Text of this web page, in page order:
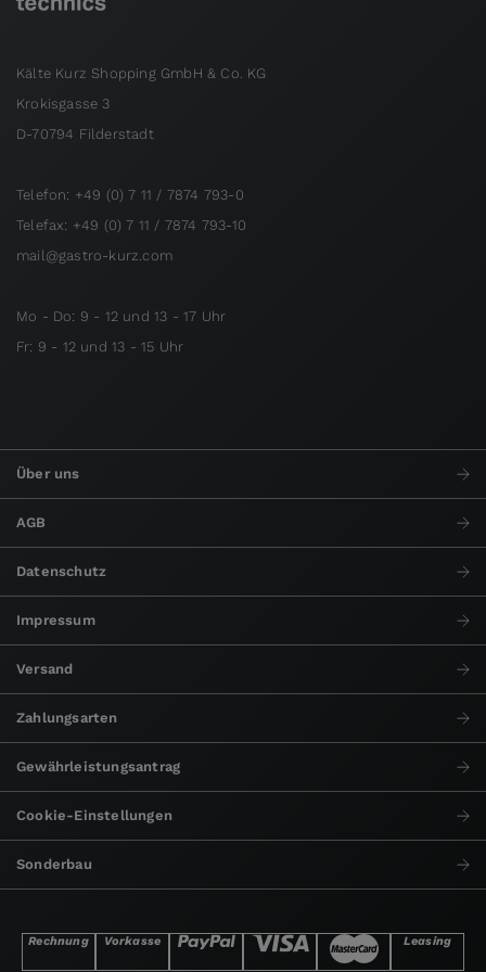
Kälte Kurz Shopping GmbH & Co. KG
Krokisgasse 3
D-70794 Filderstadt
Telefon: +49 (0) 7 11 / 7874 793-0
Telefax: +49 (0) 7 11 / 7874 793-10
mail@gastro-kurz.com
Mo - Do: 9 - 12 und 13 - 17 Uhr
Fr: 9 - 12 und 13 - 15 Uhr
Über uns
AGB
Datenschutz
Impressum
Versand
Zahlungsarten
Gewährleistungsantrag
Cookie-Einstellungen
Sonderbau
Rechnung Vorkasse Leasing